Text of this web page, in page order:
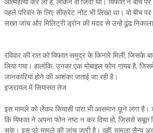
आत्महत्या कर ली है, लेकिन वो जिंदा थीं। यिफात ने बीच
पहले परिवार के लिए सीक्रेट नोट भी लिखा था। वो बीच
सख्त जांच और मिलिट्री ड्रोन की मदद से उन्हें ढूंढ
रविवार की रात को यिफात समुद्र के किनारे मिलीं, जिसके
लिया गया। हालांकि, उनका एक मोबाइल फोन गायब है,
जानकारियां होने की आशंका जताई जा रही है।
इजरायल में सियासत तेज
इस मामले को लेकर सियासी पारा भी आसमान छूने लगा
कि यिफात ने अपना फोन नष्ट न कर दिया हो, जिससे
सके। इस पूरे मामले की जांच जारी है। वहीं, मामला सैन्य